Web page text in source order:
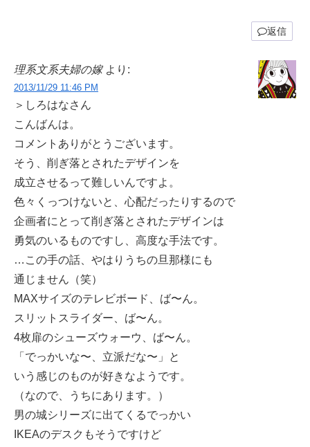
返信
理系文系夫婦の嫁 より:
2013/11/29 11:46 PM
＞しろはなさん
こんばんは。
コメントありがとうございます。
そう、削ぎ落とされたデザインを
成立させるって難しいんですよ。
色々くっつけないと、心配だったりするので
企画者にとって削ぎ落とされたデザインは
勇気のいるものですし、高度な手法です。
…この手の話、やはりうちの旦那様にも
通じません（笑）
MAXサイズのテレビボード、ば〜ん。
スリットスライダー、ば〜ん。
4枚扉のシューズウォーウ、ば〜ん。
「でっかいな〜、立派だな〜」と
いう感じのものが好きなようです。
（なので、うちにあります。）
男の城シリーズに出てくるでっかい
IKEAのデスクもそうですけど